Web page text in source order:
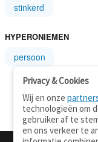
stinkerd
HYPERONIEMEN
persoon
Privacy & Cookies
Wij en onze
technologieën om
gebruiker af te
en ons verkeer te